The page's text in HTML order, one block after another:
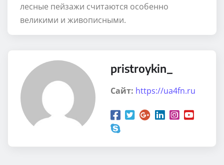
лесные пейзажи считаются особенно
великими и живописными.
pristroykin_
Сайт: https://ua4fn.ru